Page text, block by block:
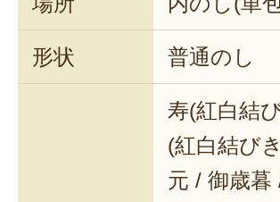
形状 普通のし
寿(紅白結
(紅白結び
元 / 御歳暮